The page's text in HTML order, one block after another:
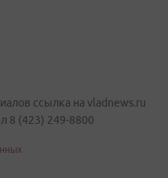
ссылка на vladnews.ru
8 (423) 249-8800